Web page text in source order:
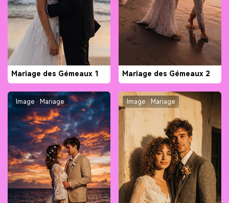
Mariage des Gémeaux 1 Mariage des Gémeaux 2
Image · Mariage Image · Mariage